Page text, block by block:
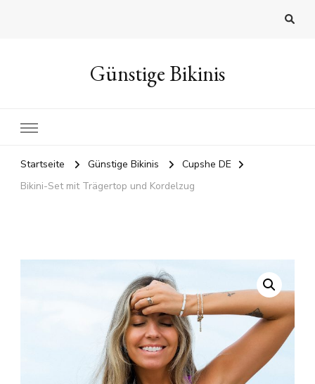
Günstige Bikinis
Startseite Günstige Bikinis
Cupshe DE
Bikini-Set mit Trägertop und Kordelzug
🔍